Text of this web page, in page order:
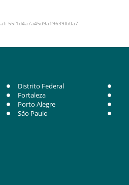
55f1d4a7a45d9a19639fb0a7
Distrito Federal
Fortaleza
Porto Alegre
São Paulo